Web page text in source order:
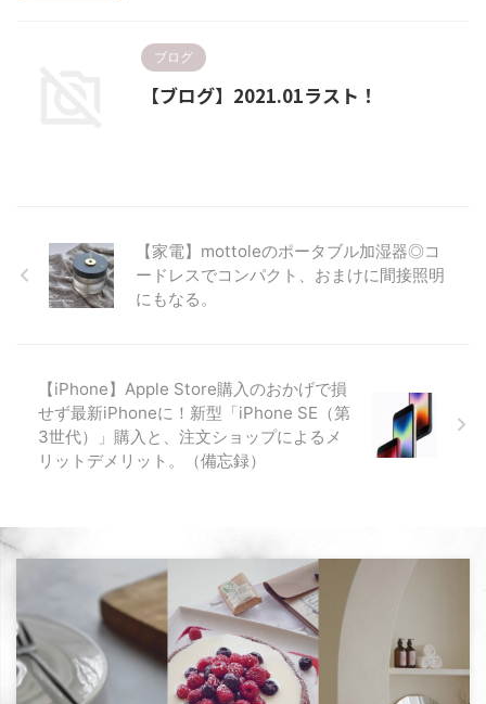
ブログ
【ブログ】2021.01ラスト！
【家電】mottoleのポータブル加湿器◎コ
ードレスでコンパクト、おまけに間接照明
にもなる。
【iPhone】Apple Store購入のおかげで損
せず最新iPhoneに！新型「iPhone SE（第
3世代）」購入と、注文ショップによるメ
リットデメリット。（備忘録）